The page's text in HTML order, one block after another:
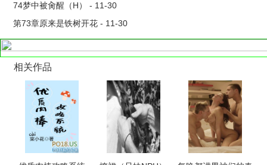
面前装得很好，女主前期知道后有点抗拒，后面架不住对男主的
喜欢想跟他在一起。
74梦中被肏醒（H） - 11-30
第73章原来是铁树开花 - 11-30
相关作品